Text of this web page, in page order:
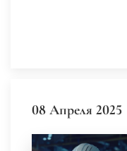
08 Апреля 2025